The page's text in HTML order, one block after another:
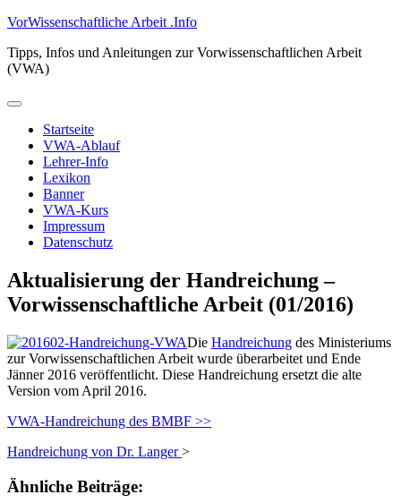
Zum
springen
VorWissenschaftliche Arbeit .Info
Tipps, Infos und Anleitungen zur Vorwissenschaftlichen Arbeit
(VWA)
Primäres
Startseite
VWA-Ablauf
Lehrer-Info
Lexikon
Banner
VWA-Kurs
Impressum
Datenschutz
Aktualisierung der Handreichung –
Vorwissenschaftliche Arbeit (01/2016)
Die Handreichung des Ministeriums
zur Vorwissenschaftlichen Arbeit wurde überarbeitet und Ende
Jänner 2016 veröffentlicht. Diese Handreichung ersetzt die alte
Version vom April 2016.
VWA-Handreichung des BMBF >>
Handreichung von Dr. Langer>
Ähnliche Beiträge: